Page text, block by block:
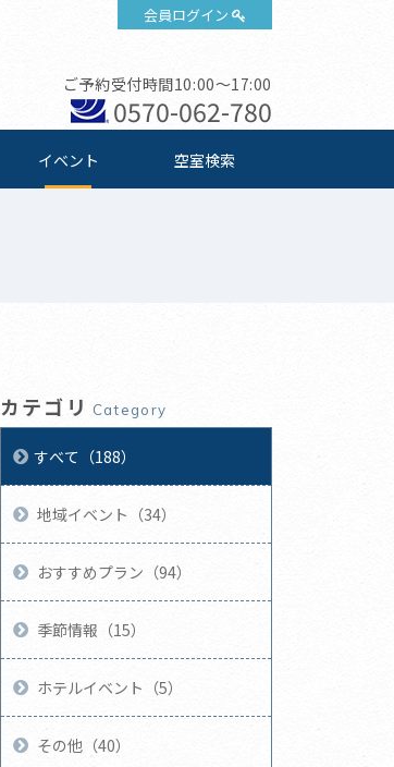
会員ログイン
ご予約受付時間10:00～17:00
0570-062-780
イベント 空室検索
カテゴリ Category
すべて（188）
地域イベント（34）
おすすめプラン（94）
季節情報（15）
ホテルイベント（5）
その他（40）